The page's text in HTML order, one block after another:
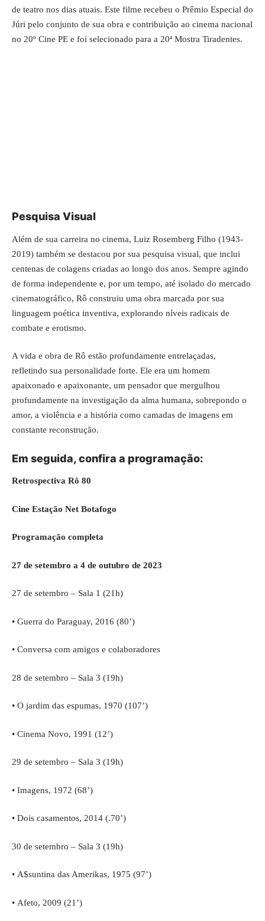
de teatro nos dias atuais. Este filme recebeu o Prêmio Especial do
Júri pelo conjunto de sua obra e contribuição ao cinema nacional
no 20º Cine PE e foi selecionado para a 20ª Mostra Tiradentes.
Pesquisa Visual
Além de sua carreira no cinema, Luiz Rosemberg Filho (1943-
2019) também se destacou por sua pesquisa visual, que inclui
centenas de colagens criadas ao longo dos anos. Sempre agindo
de forma independente e, por um tempo, até isolado do mercado
cinematográfico, Rô construiu uma obra marcada por sua
linguagem poética inventiva, explorando níveis radicais de
combate e erotismo.
A vida e obra de Rô estão profundamente entrelaçadas,
refletindo sua personalidade forte. Ele era um homem
apaixonado e apaixonante, um pensador que mergulhou
profundamente na investigação da alma humana, sobrepondo o
amor, a violência e a história como camadas de imagens em
constante reconstrução.
Em seguida, confira a programação:
Retrospectiva Rô 80
Cine Estação Net Botafogo
Programação completa
27 de setembro a 4 de outubro de 2023
27 de setembro – Sala 1 (21h)
• Guerra do Paraguay, 2016 (80’)
• Conversa com amigos e colaboradores
28 de setembro – Sala 3 (19h)
• O jardim das espumas, 1970 (107’)
• Cinema Novo, 1991 (12’)
29 de setembro – Sala 3 (19h)
• Imagens, 1972 (68’)
• Dois casamentos, 2014 (.70’)
30 de setembro – Sala 3 (19h)
• A$suntina das Amerikas, 1975 (97’)
• Afeto, 2009 (21’)